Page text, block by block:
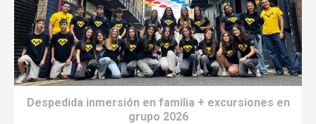
Despedida inmersión en familia + excursiones en
grupo 2026